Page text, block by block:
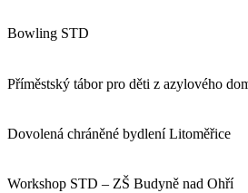
Bowling STD
Příměstský tábor pro děti z azylového
Dovolená chráněné bydlení Litoměřice
Workshop STD – ZŠ Budyně nad Ohří